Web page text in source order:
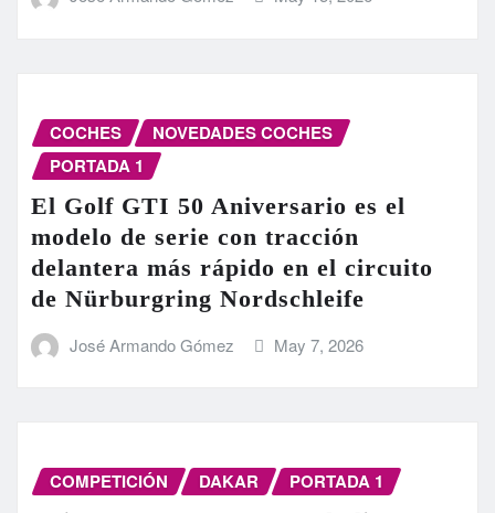
COCHES
NOVEDADES COCHES
PORTADA 1
El Golf GTI 50 Aniversario es el
modelo de serie con tracción
delantera más rápido en el circuito
de Nürburgring Nordschleife
José Armando Gómez May 7, 2026
COMPETICIÓN DAKAR PORTADA 1